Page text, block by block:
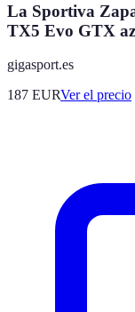
La Sportiva
TX5 Evo GTX
gigasport.es
187 EURVer el precio